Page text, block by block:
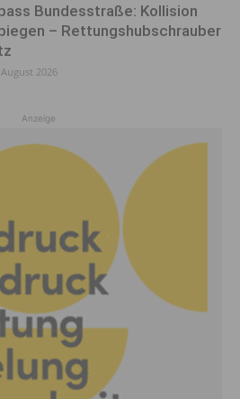
Bundesstraße: Kollision
– Rettungshubschrauber
2026
Anzeige